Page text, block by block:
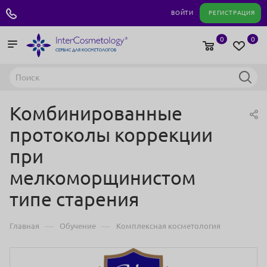
ВОЙТИ РЕГИСТРАЦИЯ
0
0
Комбинированные
протоколы коррекции
при
мелкоморщинистом
типе старения
Главная — Обучение — Комплексная косметология